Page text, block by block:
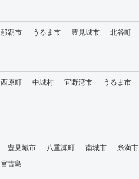
那覇市 うるま市 豊見城市 北谷町
西原町 中城村 宜野湾市 うるま市
豊見城市 八重瀬町 南城市 糸満市
宮古島